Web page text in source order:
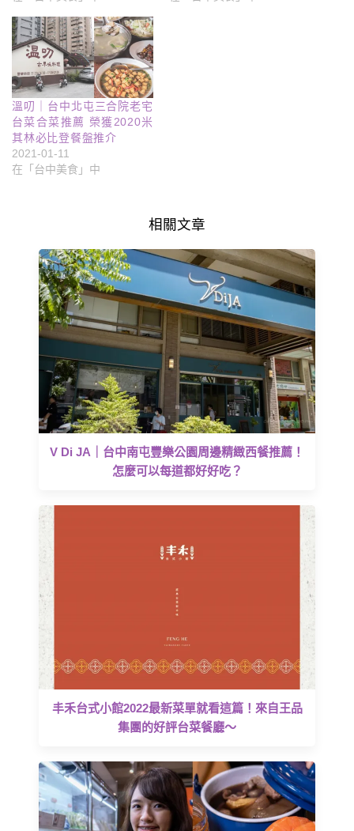
溫叨｜台中北屯三合院老宅
台菜合菜推薦 榮獲2020米
其林必比登餐盤推介
2021-01-11
在「台中美食」中
相關文章
V Di JA｜台中南屯豐樂公園周邊精緻西餐推薦！
怎麼可以每道都好好吃？
丰禾台式小館2022最新菜單就看這篇！來自王品
集團的好評台菜餐廳～